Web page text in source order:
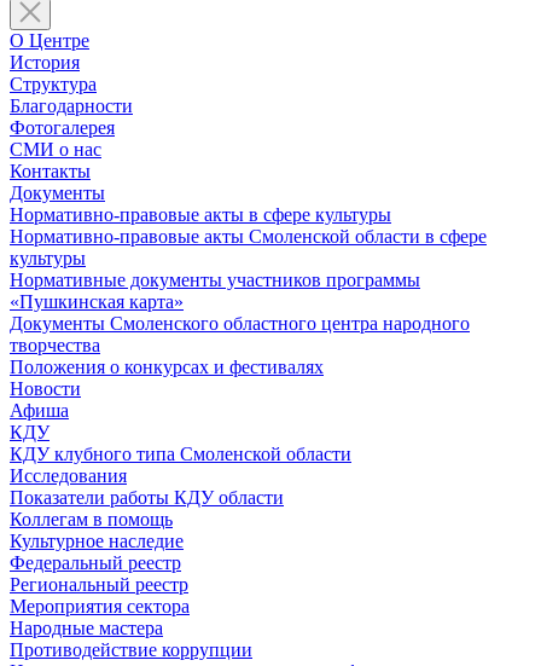
О Центре
История
Структура
Благодарности
Фотогалерея
СМИ о нас
Контакты
Документы
Нормативно-правовые акты в сфере культуры
Нормативно-правовые акты Смоленской области в сфере
культуры
Нормативные документы участников программы
«Пушкинская карта»
Документы Смоленского областного центра народного
творчества
Положения о конкурсах и фестивалях
Новости
Афиша
КДУ
КДУ клубного типа Смоленской области
Исследования
Показатели работы КДУ области
Коллегам в помощь
Культурное наследие
Федеральный реестр
Региональный реестр
Мероприятия сектора
Народные мастера
Противодействие коррупции